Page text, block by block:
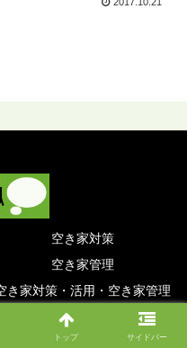
2017.10.21
空き家対策
空き家管理
き家対策・活用・空き家管理
トップ サイドバー